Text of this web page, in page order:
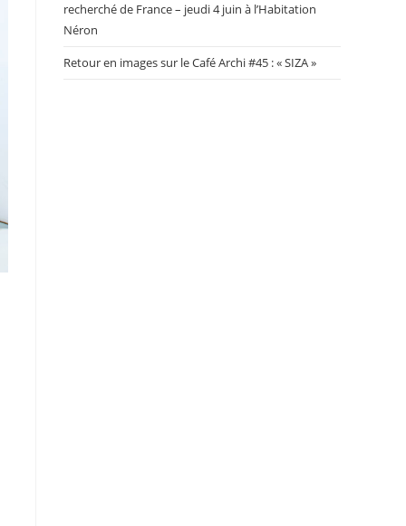
recherché de France – jeudi 4 juin à l’Habitation
Néron
Retour en images sur le Café Archi #45 : « SIZA »